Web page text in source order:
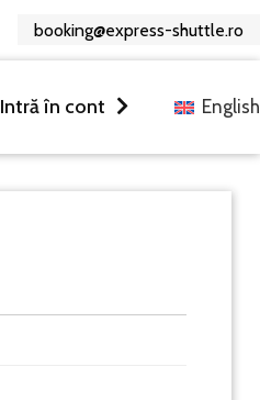
booking@express-shuttle.ro
Intră în cont English